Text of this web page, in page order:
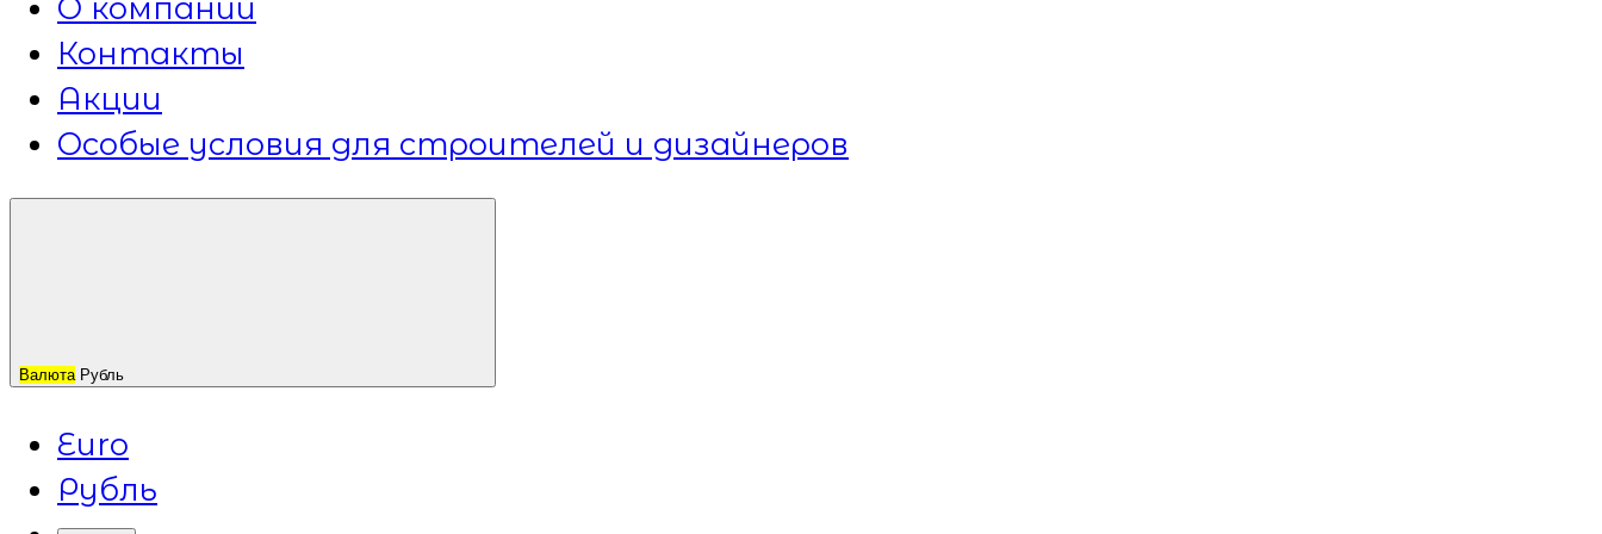
О компании
Контакты
Акции
Особые условия для строителей и дизайнеров
Валюта Рубль
Euro
Рубль